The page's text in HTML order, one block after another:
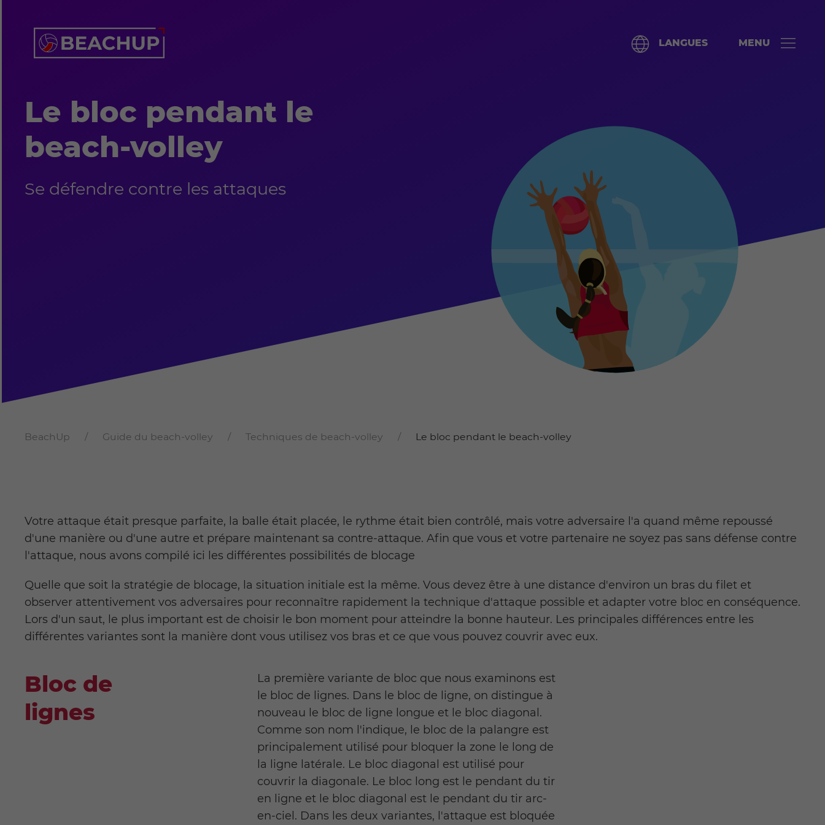
LANGUES MENU
Le bloc pendant le
beach-volley
Se défendre contre les attaques
BeachUp Guide du beach-volley Techniques de beach-volley Le bloc pendant le beach-volley
Votre attaque était presque parfaite, la balle était placée, le rythme était bien contrôlé, mais votre adversaire l'a quand même repoussé
d'une manière ou d'une autre et prépare maintenant sa contre-attaque. Afin que vous et votre partenaire ne soyez pas sans défense contre
l'attaque, nous avons compilé ici les différentes possibilités de blocage
Quelle que soit la stratégie de blocage, la situation initiale est la même. Vous devez être à une distance d'environ un bras du filet et
observer attentivement vos adversaires pour reconnaître rapidement la technique d'attaque possible et adapter votre bloc en conséquence.
Lors d'un saut, le plus important est de choisir le bon moment pour atteindre la bonne hauteur. Les principales différences entre les
différentes variantes sont la manière dont vous utilisez vos bras et ce que vous pouvez couvrir avec eux.
Bloc de
lignes
La première variante de bloc que nous examinons est
le bloc de lignes. Dans le bloc de ligne, on distingue à
nouveau le bloc de ligne longue et le bloc diagonal.
Comme son nom l'indique, le bloc de la palangre est
principalement utilisé pour bloquer la zone le long de
la ligne latérale. Le bloc diagonal est utilisé pour
couvrir la diagonale. Le bloc long est le pendant du tir
en ligne et le bloc diagonal est le pendant du tir arc-
en-ciel. Dans les deux variantes, l'attaque est bloquée